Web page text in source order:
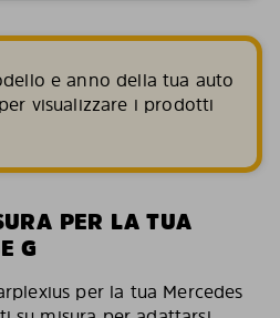
e anno della tua auto
visualizzare i prodotti
PER LA TUA
G
per la tua Mercedes